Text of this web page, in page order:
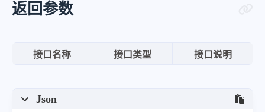
返回参数
接口名称 接口类型 接口说明
Json